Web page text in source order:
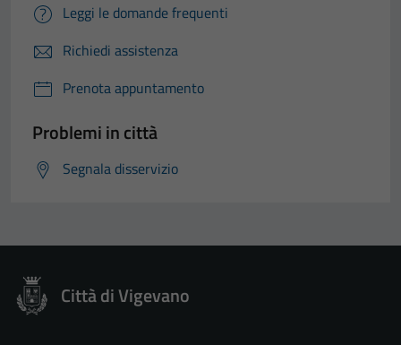
Leggi le domande frequenti
Richiedi assistenza
Prenota appuntamento
Problemi in città
Segnala disservizio
Città di Vigevano